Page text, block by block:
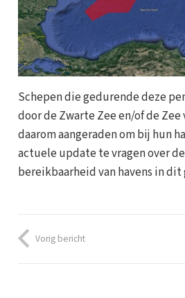
Schepen die gedurende deze
door de Zwarte Zee en/of de Zee
daarom aangeraden om bij hun
actuele update te vragen over
bereikbaarheid van havens in dit
Vorig bericht